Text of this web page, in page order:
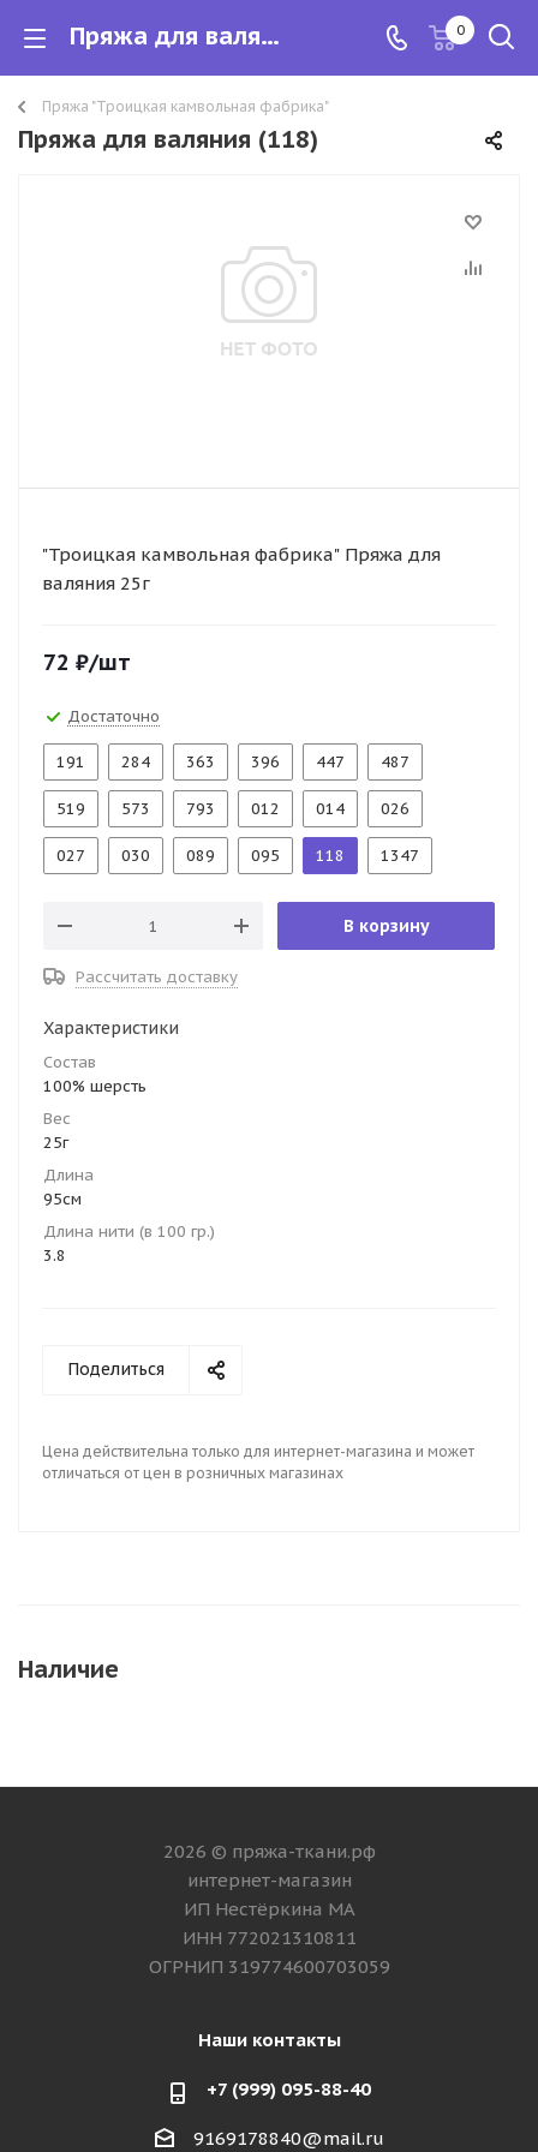
Пряжа для валяния 0
Пряжа "Троицкая камвольная фабрика"
Пряжа для валяния (118)
"Троицкая камвольная фабрика" Пряжа для
валяния 25г
72 ₽/шт
Достаточно
191 284 363 396 447 487
519 573 793 012 014 026
027 030 089 095 118 1347
В корзину
Рассчитать доставку
Характеристики
Состав
100% шерсть
Вес
25г
Длина
95см
Длина нити (в 100 гр.)
3.8
Поделиться
Цена действительна только для интернет-магазина и может
отличаться от цен в розничных магазинах
Наличие
2026 © пряжа-ткани.рф
интернет-магазин
ИП Нестёркина МА
ИНН 772021310811
ОГРНИП 319774600703059
Наши контакты
+7 (999) 095-88-40
9169178840@mail.ru